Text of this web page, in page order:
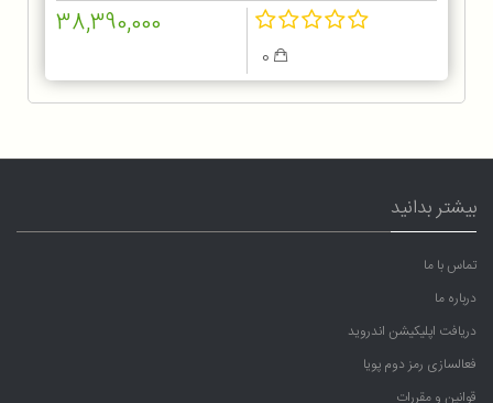
38,390,000
بیشتر بدانید
تماس با ما
درباره ما
دریافت اپلیکیشن اندروید
فعالسازی رمز دوم پویا
قوانین و مقررات